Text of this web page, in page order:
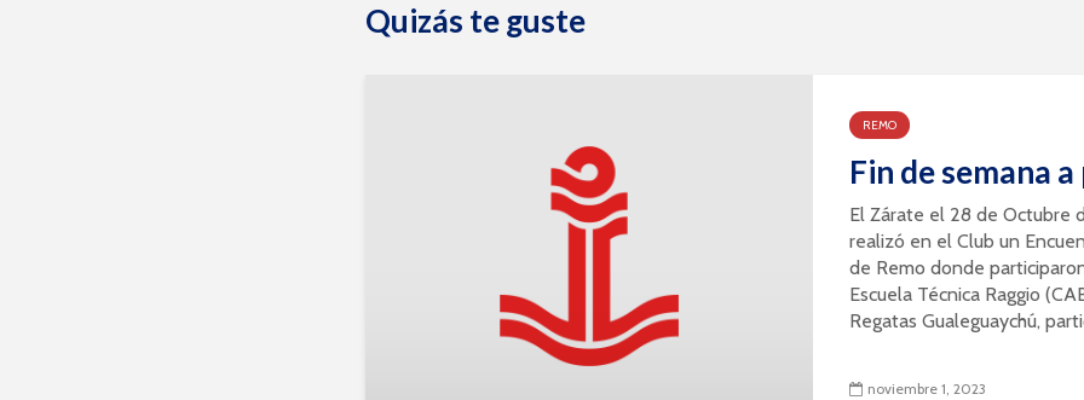
Quizás te guste
REMO
Fin de semana
El Zárate el 28 de Octubre
realizó en el Club un
de Remo donde
Escuela Técnica Raggio
Regatas Gualeguaychú,
noviembre 1, 2023